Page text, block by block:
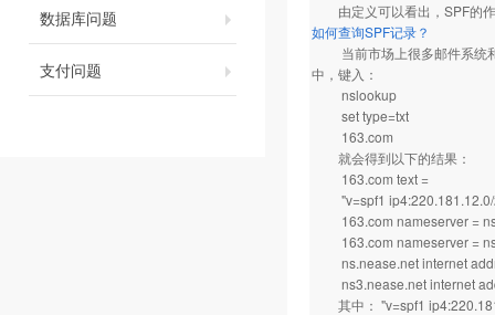
数据库问题
支付问题
由定义可以看出，SPF的作
如何查询SPF记录？
当前市场上很多邮件系统和
中，键入：
nslookup
set type=txt
163.com
就会得到以下的结果：
163.com text =
"v=spf1 ip4:220.181.12.0/
163.com nameserver =
163.com nameserver =
ns.nease.net internet
ns3.nease.net internet
其中： "v=spf1